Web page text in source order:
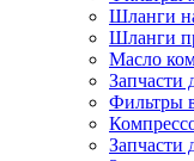
Шланги
Шланги
Масло
Запчасти
Фильтры
Запчасти